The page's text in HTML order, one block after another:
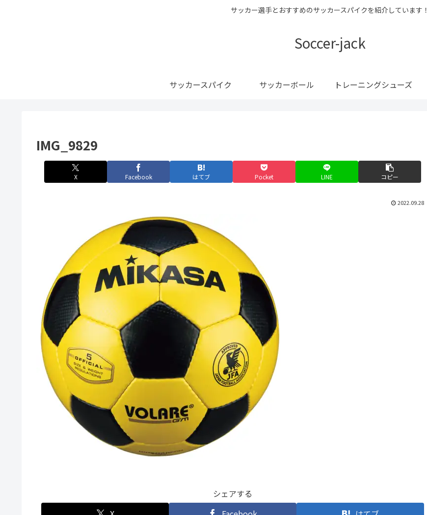
サッカー選手とおすすめのサッカースパイクを紹介しています！
Soccer-jack
サッカースパイク サッカーボール トレーニングシューズ
IMG_9829
X Facebook はてブ Pocket LINE コピー
2022.09.28
シェアする